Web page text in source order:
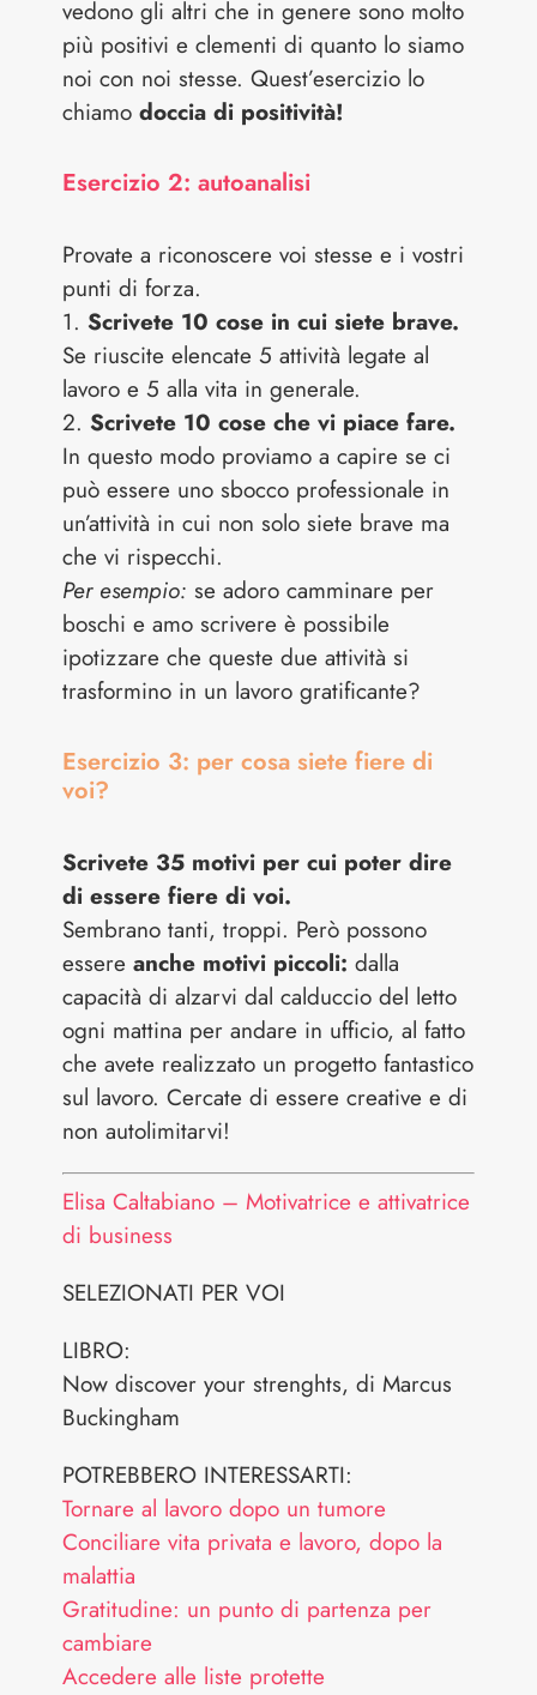
vedono gli altri che in genere sono molto
più positivi e clementi di quanto lo siamo
noi con noi stesse. Quest’esercizio lo
chiamodoccia di positività!
Esercizio 2: autoanalisi
Provate a riconoscere voi stesse e i vostri
punti di forza.
1. Scrivete 10 cose in cui siete brave.
Se riuscite elencate 5 attività legate al
lavoro e 5 alla vita in generale.
2. Scrivete 10 cose che vi piace fare.
In questo modo proviamo a capire se ci
può essere uno sbocco professionale in
un’attività in cui non solo siete brave ma
che vi rispecchi.
Per esempio:se adoro camminare per
boschi e amo scrivere è possibile
ipotizzare che queste due attività si
trasformino in un lavoro gratificante?
Esercizio 3: per cosa siete fiere di
voi?
Scrivete 35 motivi per cui poter dire
di essere fiere di voi.
Sembrano tanti, troppi. Però possono
essereanche motivi piccoli: dalla
capacità di alzarvi dal calduccio del letto
ogni mattina per andare in ufficio, al fatto
che avete realizzato un progetto fantastico
sul lavoro. Cercate di essere creative e di
non autolimitarvi!
Elisa Caltabiano – Motivatrice e attivatrice
di business
SELEZIONATI PER VOI
LIBRO:
Now discover your strenghts, di Marcus
Buckingham
POTREBBERO INTERESSARTI:
Tornare al lavoro dopo un tumore
Conciliare vita privata e lavoro, dopo la
malattia
Gratitudine: un punto di partenza per
cambiare
Accedere alle liste protette